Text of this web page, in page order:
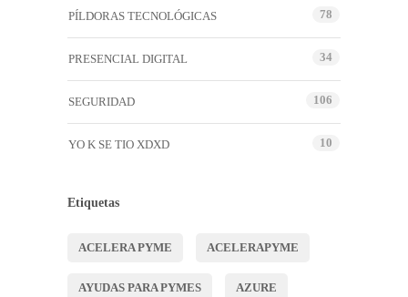
PÍLDORAS TECNOLÓGICAS 78
PRESENCIAL DIGITAL 34
SEGURIDAD 106
YO K SE TIO XDXD 10
Etiquetas
ACELERA PYME ACELERAPYME
AYUDAS PARA PYMES AZURE